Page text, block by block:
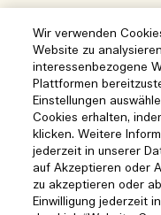
Wir verwenden
Website zu
interessenbezogene
Plattformen
Einstellungen
Cookies erhalten,
klicken. Weitere
jederzeit in unserer
auf Akzeptieren oder
zu akzeptieren oder
Einwilligung jederzeit